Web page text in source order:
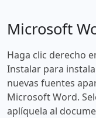
Microsoft
Haga clic derecho
Instalar para
nuevas fuentes
Microsoft Word.
aplíquela al